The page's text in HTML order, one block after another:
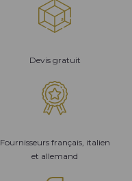
Devis gratuit
Fournisseurs français, italien
et allemand